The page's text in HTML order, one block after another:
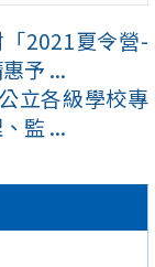
2021夏令營-
予 ...
立各級學校專
監 ...